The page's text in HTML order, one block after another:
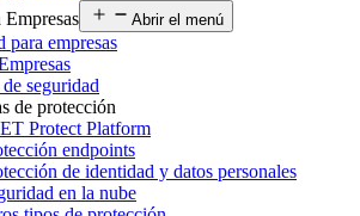
Empresas
Abrir el menú
para empresas
seguridad
de protección
Protect Platform
endpoints
de identidad y datos personales
en la nube